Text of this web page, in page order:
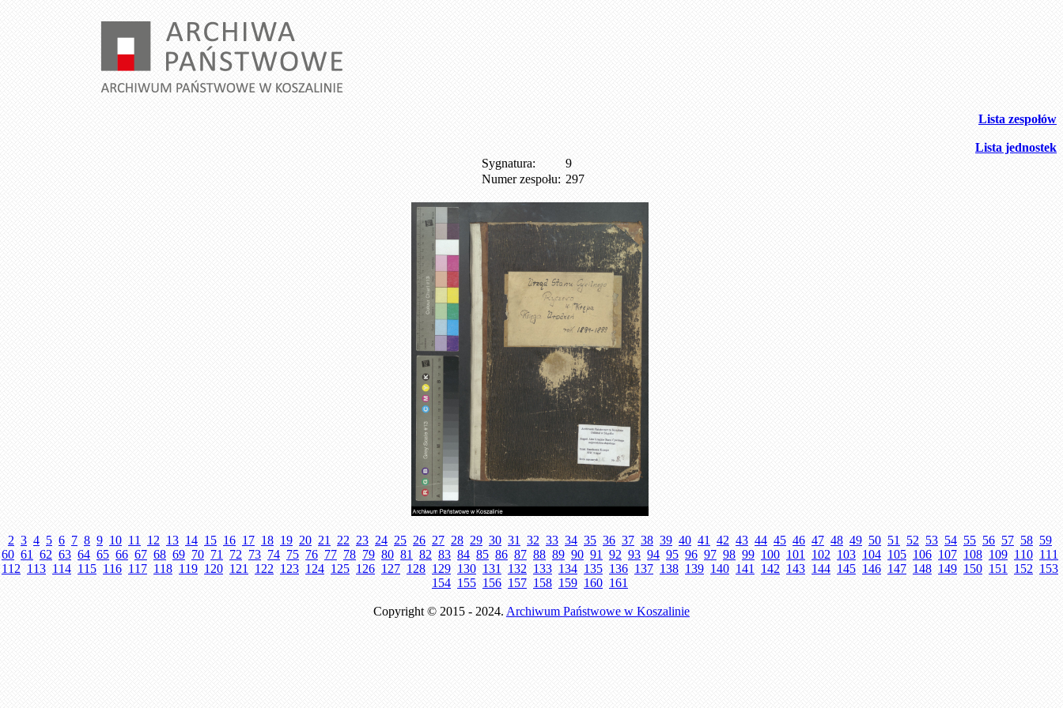
Lista zespołów
Lista jednostek
Sygnatura:
9
Numer zespołu: 297
2 3 4 5 6 7 8 9 10 11 12 13 14 15 16 17 18 19 20 21 22 23 24 25 26 27 28 29 30 31 32 33 34 35 36 37 38 39 40 41 42 43 44 45 46 47 48 49 50 51 52 53 54 55 56 57 58 59
60 61 62 63 64 65 66 67 68 69 70 71 72 73 74 75 76 77 78 79 80 81 82 83 84 85 86 87 88 89 90 91 92 93 94 95 96 97 98 99 100 101 102 103 104 105 106 107 108 109 110 111
112 113 114 115 116 117 118 119 120 121 122 123 124 125 126 127 128 129 130 131 132 133 134 135 136 137 138 139 140 141 142 143 144 145 146 147 148 149 150 151 152 153
154 155 156 157 158 159 160 161
Copyright © 2015 - 2024. Archiwum Państwowe w Koszalinie